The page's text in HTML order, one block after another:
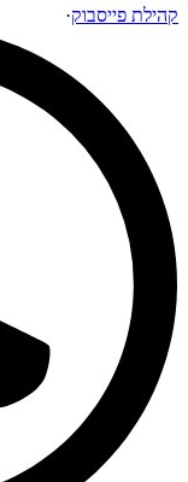
קהילת פייסבוק·